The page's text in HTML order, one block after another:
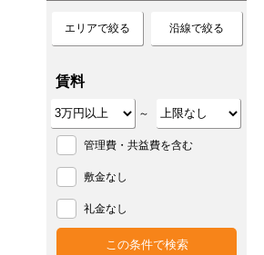
エリアで絞る 沿線で絞る
賃料
～
管理費・共益費を含む
敷金なし
礼金なし